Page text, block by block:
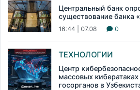
Центральный банк
существование банка
16:44 | 07.08 0
ТЕХНОЛОГИИ
Центр
массовых
госорганов в